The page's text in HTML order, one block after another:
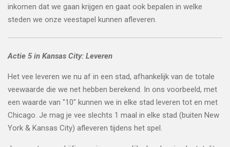
inkomen dat we gaan krijgen en gaat ook bepalen in welke
steden we onze veestapel kunnen afleveren.
Actie 5 in Kansas City: Leveren
Het vee leveren we nu af in een stad, afhankelijk van de totale
veewaarde die we net hebben berekend. In ons voorbeeld, met
een waarde van "10" kunnen we in elke stad leveren tot en met
Chicago. Je mag je vee slechts 1 maal in elke stad (buiten New
York & Kansas City) afleveren tijdens het spel.